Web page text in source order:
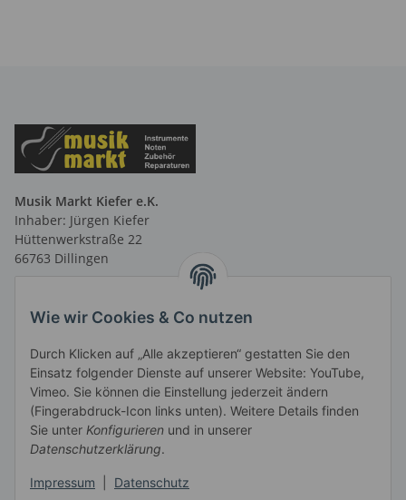
Wie wir Cookies & Co nutzen
Durch Klicken auf „Alle akzeptieren“ gestatten Sie den
Einsatz folgender Dienste auf unserer Website: YouTube,
Vimeo. Sie können die Einstellung jederzeit ändern
(Fingerabdruck-Icon links unten). Weitere Details finden
Sie unter Konfigurieren und in unserer
Datenschutzerklärung.
Impressum Datenschutz
Musik Markt Kiefer e.K.
Inhaber: Jürgen Kiefer
Hüttenwerkstraße 22
66763 Dillingen
Telefax: 06831 9 66 58 41
Öffnungszeiten:
MO-FR 13.00 - 18.00 Uhr und
vormittags nach Vereinbarung
SA 10.00 - 14.00 Uhr
Informationen